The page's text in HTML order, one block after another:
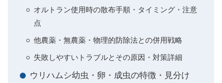
オルトラン使用時の散布手順・タイミング・注意
点
他農薬・無農薬・物理的防除法との併用戦略
失敗しやすいトラブルとその原因・対策詳細
ウリハムシ幼虫・卵・成虫の特徴・見分け